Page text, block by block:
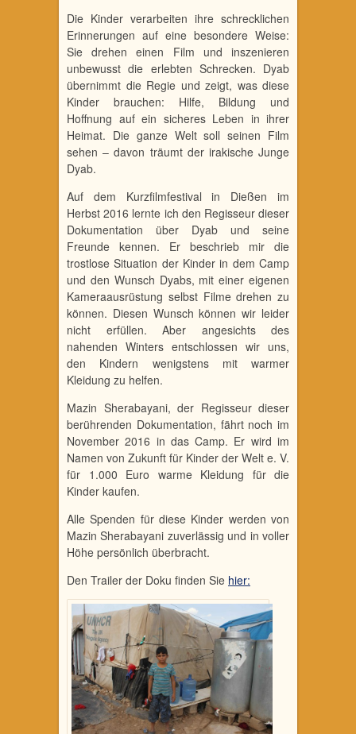
Die Kinder verarbeiten ihre schrecklichen
Erinnerungen auf eine besondere Weise:
Sie drehen einen Film und inszenieren
unbewusst die erlebten Schrecken. Dyab
über­nimmt die Regie und zeigt, was diese
Kinder brauchen: Hilfe, Bildung und
Hoffnung auf ein sicheres Leben in ihrer
Heimat. Die ganze Welt soll seinen Film
sehen – davon träumt der irakische Junge
Dyab.
Auf dem Kurzfilmfestival in Dießen im
Herbst 2016 lernte ich den Regisseur dieser
Dokumentation über Dyab und seine
Freunde kennen. Er beschrieb mir die
trostlose Situation der Kinder in dem Camp
und den Wunsch Dyabs, mit einer eigenen
Kame­raausrüstung selbst Filme drehen zu
können. Diesen Wunsch können wir leider
nicht erfüllen. Aber angesichts des
nahenden Winters entschlossen wir uns,
den Kindern we­nigstens mit warmer
Kleidung zu helfen.
Mazin Sherabayani, der Regisseur dieser
berührenden Dokumentation, fährt noch im
November 2016 in das Camp. Er wird im
Namen von Zukunft für Kinder der Welt e. V.
für 1.000 Euro warme Kleidung für die
Kinder kaufen.
Alle Spenden für diese Kinder werden von
Mazin Sherabayani zuverlässig und in voller
Höhe persönlich überbracht.
Den Trailer der Doku finden Sie hier: